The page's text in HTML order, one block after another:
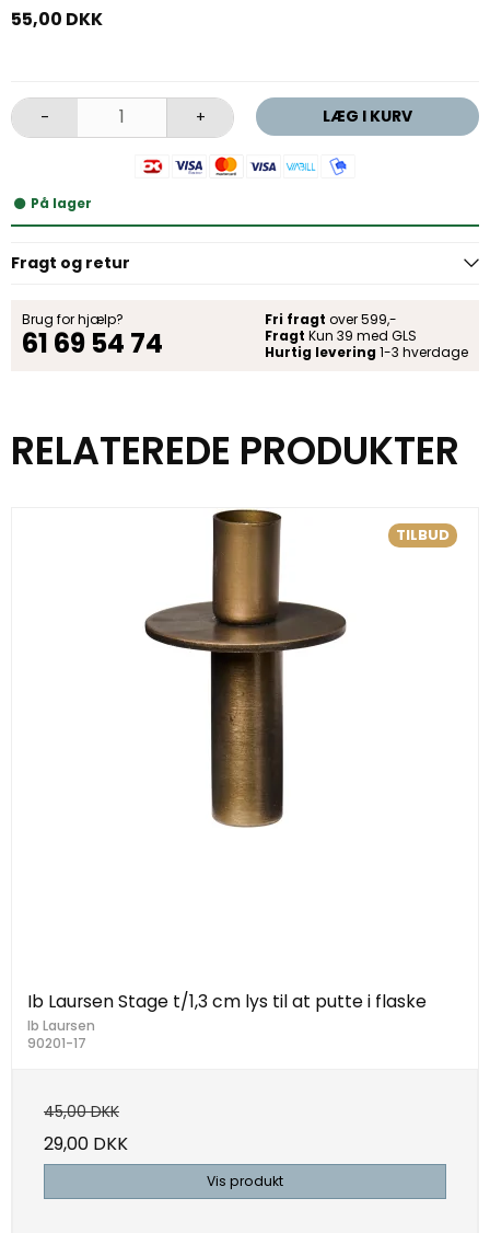
55,00 DKK
- + LÆG I KURV
På lager
Fragt og retur
Brug for hjælp?
61 69 54 74
Fri fragt over 599,-
Fragt Kun 39 med GLS
Hurtig levering 1-3 hverdage
RELATEREDE PRODUKTER
TILBUD
Ib Laursen Stage t/1,3 cm lys til at putte i flaske
Ib Laursen
90201-17
45,00 DKK
29,00 DKK
Vis produkt